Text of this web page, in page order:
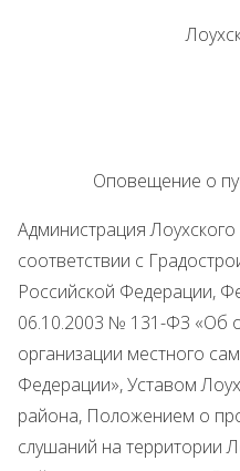
Оповещение о
Администрация
соответствии с
Российской Федерации,
06.10.2003 № 131-ФЗ «Об
организации местного
Федерации», Уставом
района, Положением о
слушаний на территории